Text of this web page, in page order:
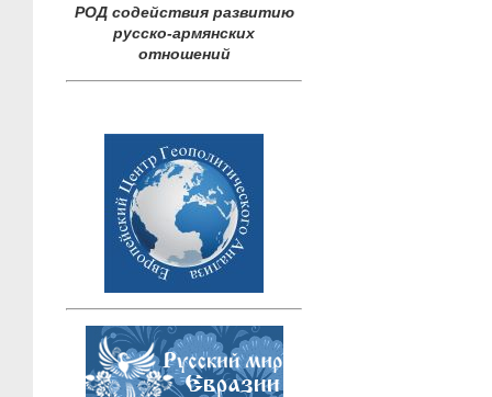
РОД содействия развитию
русско-армянских
отношений